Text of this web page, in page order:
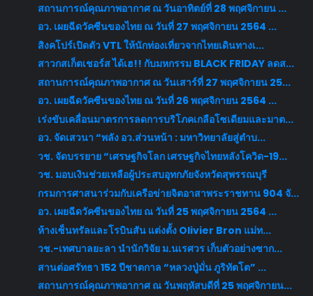
สถานการณ์คุณภาพอากาศ ณ วันอาทิตย์ที่ 28 พฤศจิกายน ...
อว. เผยฉีดวัคซีนของไทย ณ วันที่ 27 พฤศจิกายน 2564 ...
สิงคโปร์เปิดตัว VTL ให้นักท่องเที่ยวจากไทยเดินทางเ...
สาวกสเก็ตเชอร์ส ได้เฮ!! กับมหกรรม BLACK FRIDAY ลดส...
สถานการณ์คุณภาพอากาศ ณ วันเสาร์ที่ 27 พฤศจิกายน 25...
อว. เผยฉีดวัคซีนของไทย ณ วันที่ 26 พฤศจิกายน 2564 ...
เร่งขับเคลื่อนมาตรการลดการบริโภคเกลือโซเดียมและมาต...
อว. จัดเสวนา “พลัง อว.ส่วนหน้า : มหาวิทยาลัยสู่ตำบ...
วช. จัดบรรยาย “เศรษฐกิจโลก เศรษฐกิจไทยหลังโควิด-19...
วช. มอบเงินช่วยเหลือผู้ประสบอุทกภัยจังหวัดสุพรรณบุรี
กรมการศาสนาร่วมกับเครือข่ายจิตอาสาพระราชทาน 904 จั...
อว. เผยฉีดวัคซีนของไทย ณ วันที่ 25 พฤศจิกายน 2564 ...
ห้างเซ็นทรัลและโรบินสัน แต่งตั้ง Olivier Bron แม่ท...
วช.-เทศบาลยะลา นำนักวิจัย ม.นเรศวร เก็บตัวอย่างซาก...
สานต่อศรัทธา 152 ปีชาตกาล “หลวงปู่มั่น ภูริทัตโต” ...
สถานการณ์คุณภาพอากาศ ณ วันพฤหัสบดีที่ 25 พฤศจิกายน...